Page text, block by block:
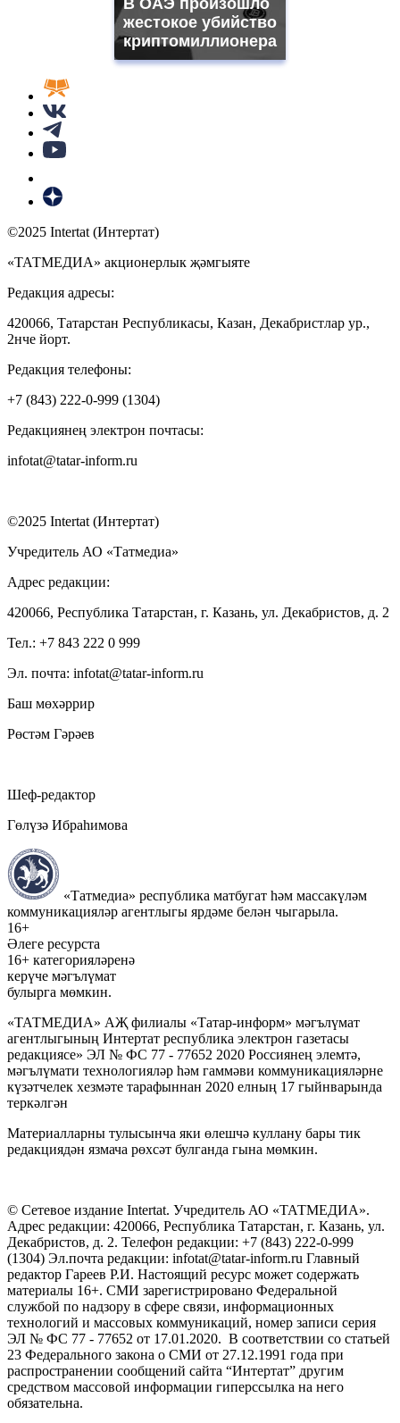
жестокое убийство
криптомиллионера
©2025 Intertat (Интертат)
«ТАТМЕДИА» акционерлык җәмгыяте
Редакция адресы:
420066, Татарстан Республикасы, Казан, Декабристлар ур.,
2нче йорт.
Редакция телефоны:
+7 (843) 222-0-999 (1304)
Редакциянең электрон почтасы:
infotat@tatar-inform.ru
©2025 Intertat (Интертат)
Учредитель АО «Татмедиа»
Адрес редакции:
420066, Республика Татарстан, г. Казань, ул. Декабристов, д. 2
Тел.: +7 843 222 0 999
Эл. почта: infotat@tatar-inform.ru
Баш мөхәррир
Рөстәм Гәрәев
Шеф-редактор
Гөлүзә Ибраһимова
«Татмедиа» республика матбугат һәм массакүләм
коммуникацияләр агентлыгы ярдәме белән чыгарыла.
16+
Әлеге ресурста
16+ категорияләренә
керүче мәгълүмат
булырга мөмкин.
«ТАТМЕДИА» АҖ филиалы «Татар-информ» мәгълүмат
агентлыгының Интертат республика электрон газетасы
редакциясе» ЭЛ № ФС 77 - 77652 2020 Россиянең элемтә,
мәгълүмати технологияләр һәм гаммәви коммуникацияләрне
күзәтчелек хезмәте тарафыннан 2020 елның 17 гыйнварында
теркәлгән
Материалларны тулысынча яки өлешчә куллану бары тик
редакциядән язмача рөхсәт булганда гына мөмкин.
© Сетевое издание Intertat. Учредитель АО «ТАТМЕДИА».
Адрес редакции: 420066, Республика Татарстан, г. Казань, ул.
Декабристов, д. 2. Телефон редакции: +7 (843) 222-0-999
(1304) Эл.почта редакции: infotat@tatar-inform.ru Главный
редактор Гареев Р.И. Настоящий ресурс может содержать
материалы 16+. СМИ зарегистрировано Федеральной
службой по надзору в сфере связи, информационных
технологий и массовых коммуникаций, номер записи серия
ЭЛ № ФС 77 - 77652 от 17.01.2020. В соответствии со статьей
23 Федерального закона о СМИ от 27.12.1991 года при
распространении сообщений сайта “Интертат” другим
средством массовой информации гиперссылка на него
обязательна.